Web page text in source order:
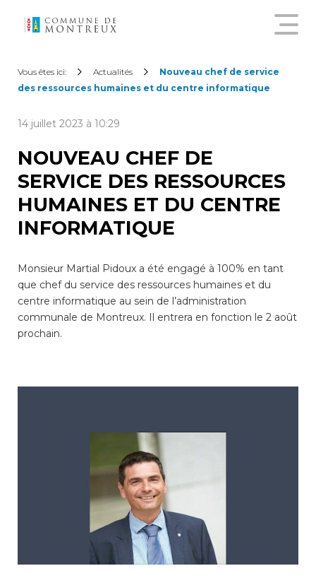
virtuel
Créer un compte citoyen
Se connecter à son compte
citoyen
Pour commander une
un déménagement,
demander une subvention
sur les abonnements annuels
de transports publics ou
sur l’une des catégories ci-
administratives en ligne,
cliquez sur l’une des
catégories ci-dessous.
Achats
Vous êtes ici: Actualités
Nouveau chef de service
des ressources humaines et du centre informatique
14 juillet 2023 à 10:29
NOUVEAU CHEF DE
SERVICE DES RESSOURCES
HUMAINES ET DU CENTRE
INFORMATIQUE
Monsieur Martial Pidoux a été engagé à 100% en tant
que chef du service des ressources humaines et du
centre informatique au sein de l’administration
communale de Montreux. Il entrera en fonction le 2 août
prochain.